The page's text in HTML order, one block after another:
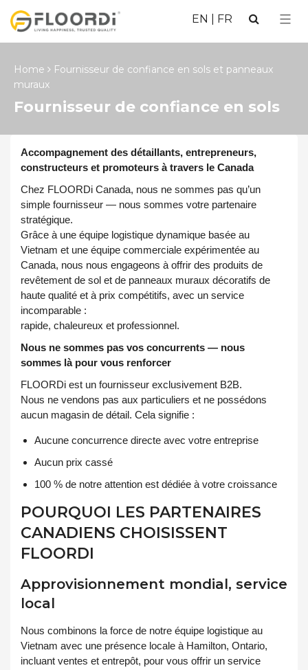
EN FR
Home
Fournisseur de confiance en sols et panneaux
muraux
Fournisseur de confiance en sols
Accompagnement des détaillants, entrepreneurs,
constructeurs et promoteurs à travers le Canada
Chez FLOORDi Canada, nous ne sommes pas qu’un
simple fournisseur — nous sommes votre partenaire
stratégique.
Grâce à une équipe logistique dynamique basée au
Vietnam et une équipe commerciale expérimentée au
Canada, nous nous engageons à offrir des produits de
revêtement de sol et de panneaux muraux décoratifs de
haute qualité et à prix compétitifs, avec un service
incomparable :
rapide, chaleureux et professionnel.
Nous ne sommes pas vos concurrents — nous
sommes là pour vous renforcer
FLOORDi est un fournisseur exclusivement B2B.
Nous ne vendons pas aux particuliers et ne possédons
aucun magasin de détail. Cela signifie :
Aucune concurrence directe avec votre entreprise
Aucun prix cassé
100 % de notre attention est dédiée à votre croissance
POURQUOI LES PARTENAIRES
CANADIENS CHOISISSENT
FLOORDI
Approvisionnement mondial, service
local
Nous combinons la force de notre équipe logistique au
Vietnam avec une présence locale à Hamilton, Ontario,
incluant ventes et entrepôt, pour vous offrir un service